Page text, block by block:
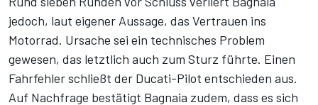
jedoch, laut eigener Aussage, das Vertrauen ins
Motorrad. Ursache sei ein technisches Problem
gewesen, das letztlich auch zum Sturz führte. Einen
Fahrfehler schließt der Ducati-Pilot entschieden aus.
Auf Nachfrage bestätigt Bagnaia zudem, dass es sich